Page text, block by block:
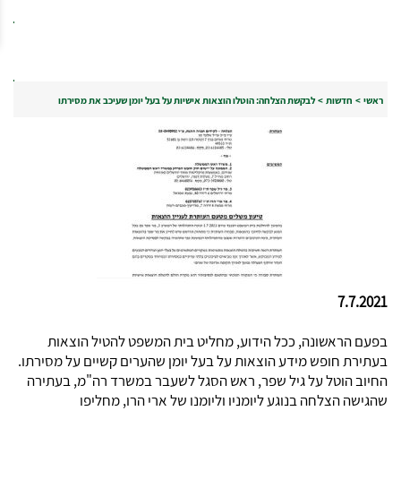
ראשי > חדשות > לבקשת הצלחה: הוטלו הוצאות אישיות על בעל יומן שעיכב את מסירתו
7.7.2021
בפעם הראשונה, ככל הידוע, מחליט בית המשפט להטיל הוצאות
בעתירת חופש מידע הוצאות על בעל יומן שהערים קשיים על מסירתו.
החיוב הוטל על גיל שפר, ראש הסגל לשעבר במשרד רה"מ, בעתירה
שהגישה הצלחה בנוגע ליומניו וליומנו של ארי הרו, מחליפו